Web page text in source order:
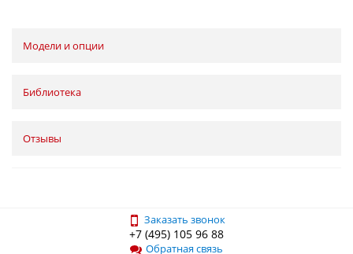
Модели и опции
Библиотека
Отзывы
Заказать звонок
+7 (495) 105 96 88
Обратная связь